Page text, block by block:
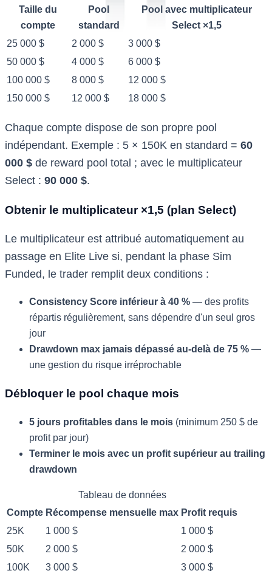
Taille du
compte
Pool
standard
Pool avec multiplicateur
Select ×1,5
25 000 $
2 000 $
3 000 $
50 000 $
4 000 $
6 000 $
100 000 $
8 000 $
12 000 $
150 000 $
12 000 $ 18 000 $
Chaque compte dispose de son propre pool
indépendant. Exemple : 5 × 150K en standard = 60
000 $ de reward pool total ; avec le multiplicateur
Select : 90 000 $.
Obtenir le multiplicateur ×1,5 (plan Select)
Le multiplicateur est attribué automatiquement au
passage en Elite Live si, pendant la phase Sim
Funded, le trader remplit deux conditions :
Consistency Score inférieur à 40 % — des profits
répartis régulièrement, sans dépendre d'un seul gros
jour
Drawdown max jamais dépassé au-delà de 75 % —
une gestion du risque irréprochable
Débloquer le pool chaque mois
5 jours profitables dans le mois (minimum 250 $ de
profit par jour)
Terminer le mois avec un profit supérieur au trailing
drawdown
Tableau de données
Compte Récompense mensuelle max Profit requis
25K
1 000 $
1 000 $
50K
2 000 $
2 000 $
100K
3 000 $
3 000 $